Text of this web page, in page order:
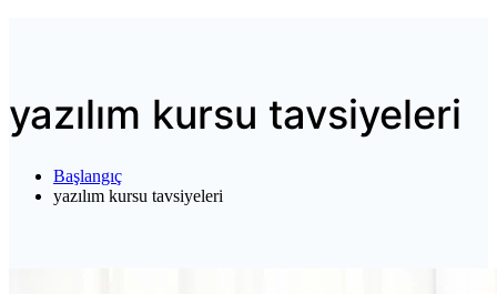
yazılım kursu tavsiyeleri
Başlangıç
yazılım kursu tavsiyeleri